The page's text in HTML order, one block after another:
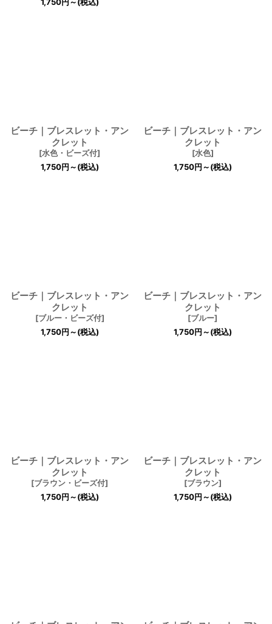
ビーチ｜ブレスレット・アン
クレット
[水色・ビーズ付]
1,750円～(税込)
ビーチ｜ブレスレット・アン
クレット
[水色]
1,750円～(税込)
ビーチ｜ブレスレット・アン
クレット
[ブルー・ビーズ付]
1,750円～(税込)
ビーチ｜ブレスレット・アン
クレット
[ブルー]
1,750円～(税込)
ビーチ｜ブレスレット・アン
クレット
[ブラウン・ビーズ付]
1,750円～(税込)
ビーチ｜ブレスレット・アン
クレット
[ブラウン]
1,750円～(税込)